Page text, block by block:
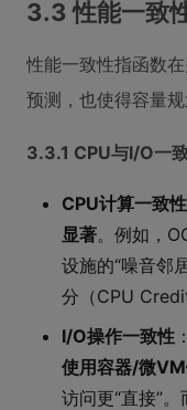
3.3 性能一致
性能一致性指函数
预测，也使得容量规
3.3.1 CPU与I/O一
CPU计算一致性
显著。例如，
设施的“噪音邻
分（CPU
I/O操作一致性
使用容器/微
访问更“直接”